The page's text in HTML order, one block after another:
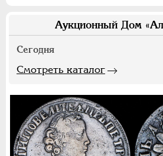
Аукционный Дом
Сегодня
Смотреть каталог